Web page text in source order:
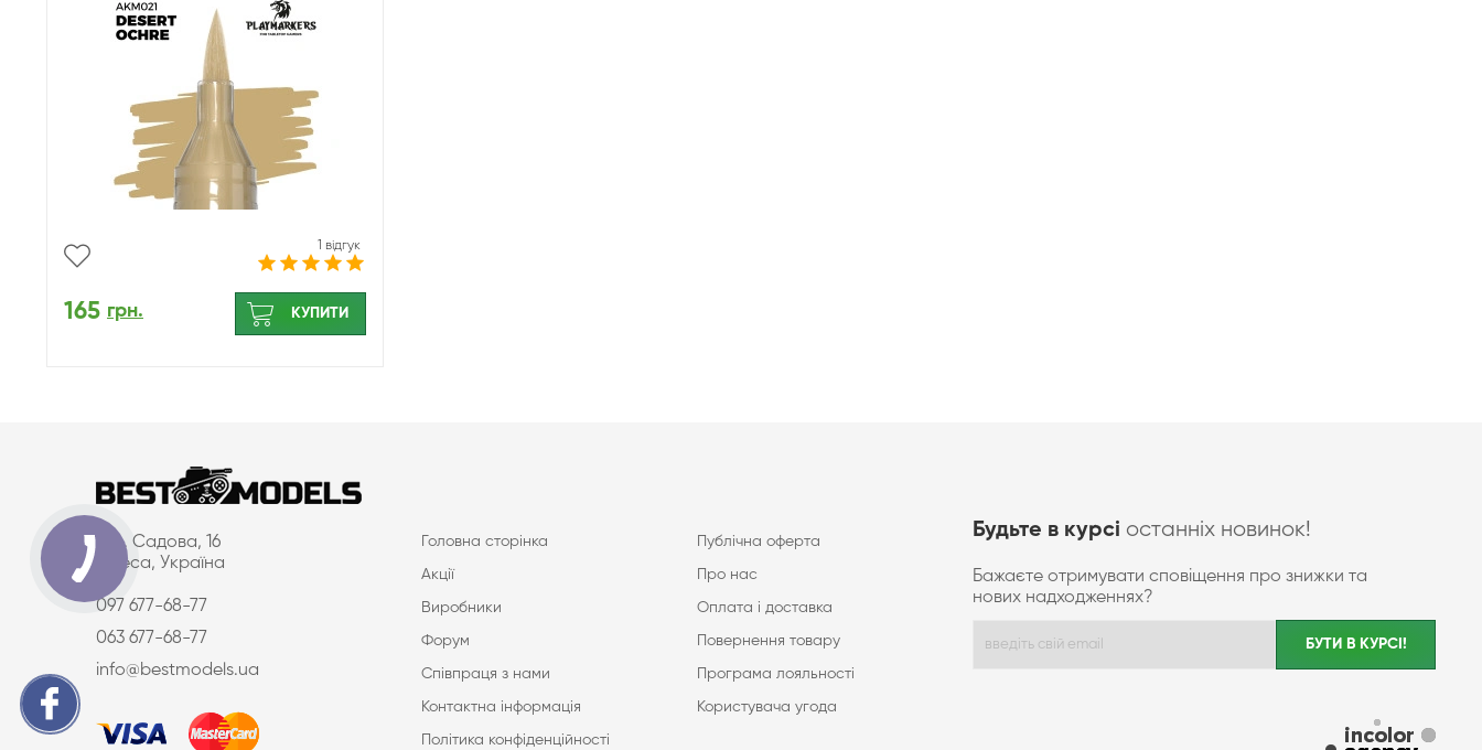
1 відгук
165 грн. КУПИТИ
вул. Садова, 16
Одеса, Україна
097 677-68-77
063 677-68-77
info@bestmodels.ua
Головна сторінка Публічна оферта
Акції Про нас
Виробники Оплата і доставка
Форум Повернення товару
Співпраця з нами Програма лояльності
Контактна інформація Користувача угода
Політика конфіденційності
Будьте в курсі останніх новинок!
Бажаєте отримувати сповіщення про знижки та
нових надходженнях?